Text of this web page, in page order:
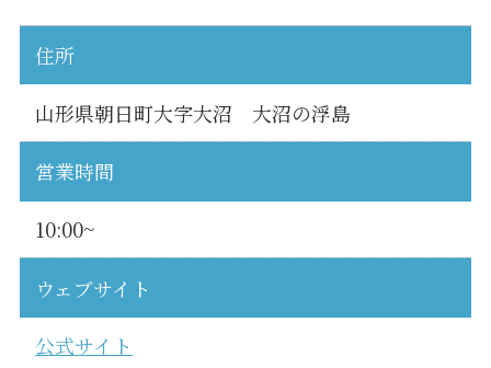
住所
山形県朝日町大字大沼 大沼の浮島
営業時間
10:00~
ウェブサイト
公式サイト